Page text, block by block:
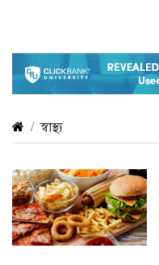
স্বাস্থ্য